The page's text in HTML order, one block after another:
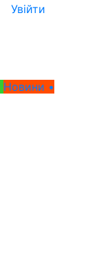
Увійти
Новини •